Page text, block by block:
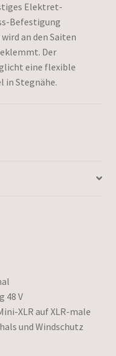
Elektret-
Befestigung
an den Saiten
Der
eine flexible
in Stegnähe.
48 V
XLR auf XLR-male
und Windschutz